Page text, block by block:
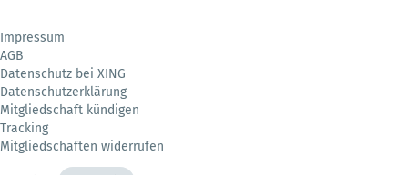
Impressum
AGB
Datenschutz bei XING
Datenschutzerklärung
Mitgliedschaft kündigen
Tracking
Mitgliedschaften widerrufen